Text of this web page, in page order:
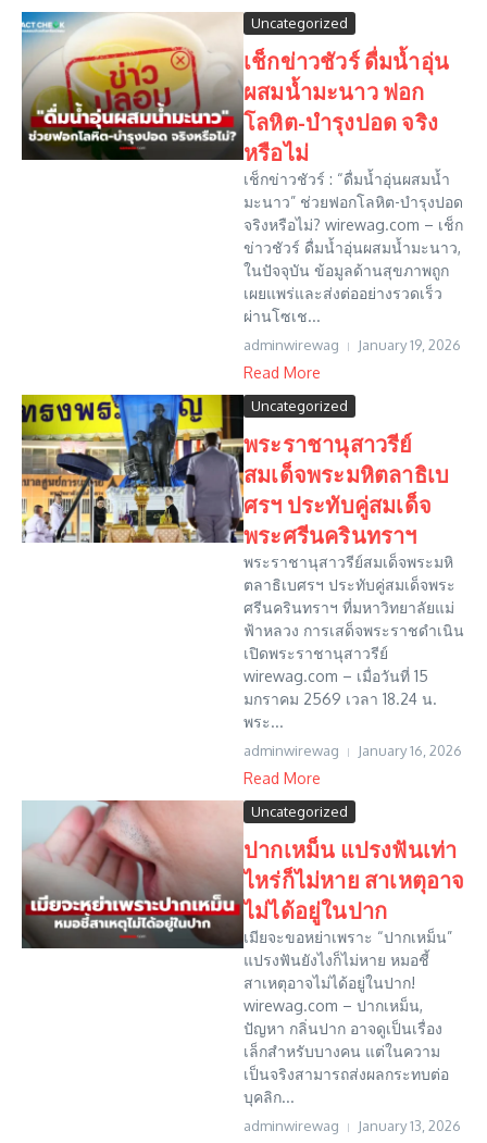
Uncategorized
เช็กข่าวชัวร์ ดื่มน้ำอุ่น
ผสมน้ำมะนาว ฟอก
โลหิต-บำรุงปอด จริง
หรือไม่
เช็กข่าวชัวร์ : “ดื่มน้ำอุ่นผสมน้ำ
มะนาว” ช่วยฟอกโลหิต-บำรุงปอด
จริงหรือไม่? wirewag.com – เช็ก
ข่าวชัวร์ ดื่มน้ำอุ่นผสมน้ำมะนาว,
ในปัจจุบัน ข้อมูลด้านสุขภาพถูก
เผยแพร่และส่งต่ออย่างรวดเร็ว
ผ่านโซเช...
adminwirewag January 19, 2026
Read More
Uncategorized
พระราชานุสาวรีย์
สมเด็จพระมหิตลาธิเบ
ศรฯ ประทับคู่สมเด็จ
พระศรีนครินทราฯ
พระราชานุสาวรีย์สมเด็จพระมหิ
ตลาธิเบศรฯ ประทับคู่สมเด็จพระ
ศรีนครินทราฯ ที่มหาวิทยาลัยแม่
ฟ้าหลวง การเสด็จพระราชดำเนิน
เปิดพระราชานุสาวรีย์
wirewag.com – เมื่อวันที่ 15
มกราคม 2569 เวลา 18.24 น.
พระ...
adminwirewag January 16, 2026
Read More
Uncategorized
ปากเหม็น แปรงฟันเท่า
ไหร่ก็ไม่หาย สาเหตุอาจ
ไม่ได้อยู่ในปาก
เมียจะขอหย่าเพราะ “ปากเหม็น”
แปรงฟันยังไงก็ไม่หาย หมอชี้
สาเหตุอาจไม่ได้อยู่ในปาก!
wirewag.com – ปากเหม็น,
ปัญหา กลิ่นปาก อาจดูเป็นเรื่อง
เล็กสำหรับบางคน แต่ในความ
เป็นจริงสามารถส่งผลกระทบต่อ
บุคลิก...
adminwirewag January 13, 2026